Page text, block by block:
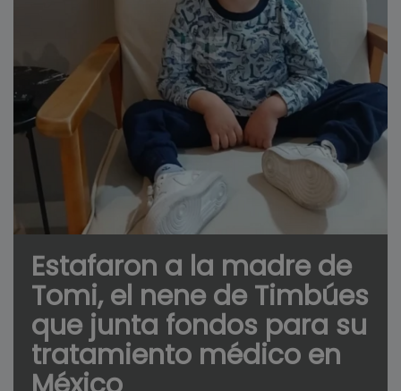
Estafaron a la madre de
Tomi, el nene de Timbúes
que junta fondos para su
tratamiento médico en